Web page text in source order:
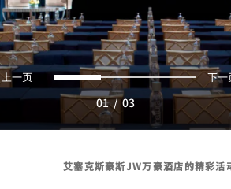
上一页 0 1 2
01/03
艾塞克斯豪斯JW万豪酒店的精彩活